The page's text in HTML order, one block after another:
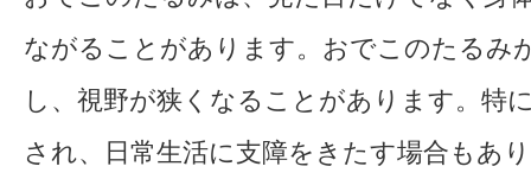
ながることがあります。おでこのたるみ
し、視野が狭くなることがあります。特
され、日常生活に支障をきたす場合もあ